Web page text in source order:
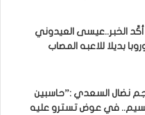
الخبر..عيسى العيدوني
بديلا للاعبه المصاب
نضال السعدي :”حاسبين
في عوض تسترو عليه